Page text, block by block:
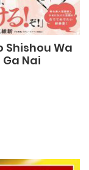
Shishou Wa
Nai